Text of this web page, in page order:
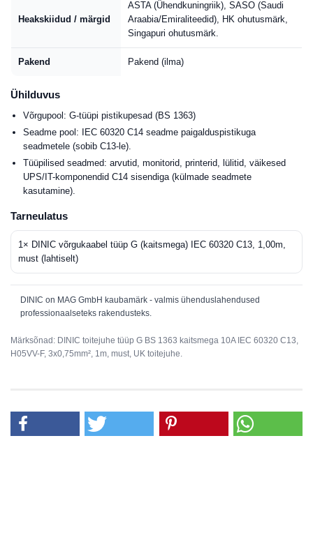
Heakskiidud / märgid
ASTA (Ühendkuningriik), SASO (Saudi
Araabia/Emiraliteedid), HK ohutusmärk,
Singapuri ohutusmärk.
Pakend Pakend (ilma)
Ühilduvus
Võrgupool: G-tüüpi pistikupesad (BS 1363)
Seadme pool: IEC 60320 C14 seadme paigalduspistikuga
seadmetele (sobib C13-le).
Tüüpilised seadmed: arvutid, monitorid, printerid, lülitid, väikesed
UPS/IT-komponendid C14 sisendiga (külmade seadmete
kasutamine).
Tarneulatus
1× DINIC võrgukaabel tüüp G (kaitsmega) IEC 60320 C13, 1,00m,
must (lahtiselt)
DINIC on MAG GmbH kaubamärk - valmis ühenduslahendused
professionaalseteks rakendusteks.
Märksõnad: DINIC toitejuhe tüüp G BS 1363 kaitsmega 10A IEC 60320 C13,
H05VV-F, 3x0,75mm², 1m, must, UK toitejuhe.
38268 Lengede
dinic@mag.de